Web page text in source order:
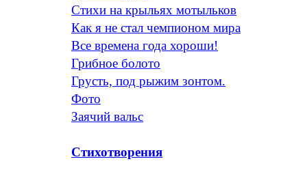
Стихи на крыльях мотыльков
Как я не стал чемпионом мира
Все времена года хороши!
Грибное болото
Грусть, под рыжим зонтом.
Фото
Заячий вальс
Стихотворения